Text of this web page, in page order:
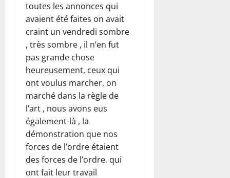
toutes les annonces qui
avaient été faites on avait
craint un vendredi sombre
, très sombre , il n’en fut
pas grande chose
heureusement, ceux qui
ont voulus marcher, on
marché dans la règle de
l’art , nous avons eus
également-là , la
démonstration que nos
forces de l’ordre étaient
des forces de l’ordre, qui
ont fait leur travail